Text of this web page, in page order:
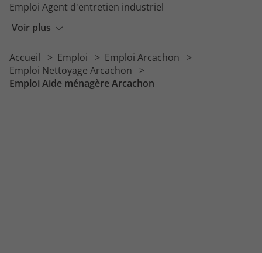
Voir plus
Emploi Agent d'entretien industriel
Emploi Agent d'entretien et de nettoyage
Emploi Agent technique
Accueil Emploi
Emploi Arcachon
Emploi Nettoyage Arcachon
Emploi Aide ménagère Arcachon